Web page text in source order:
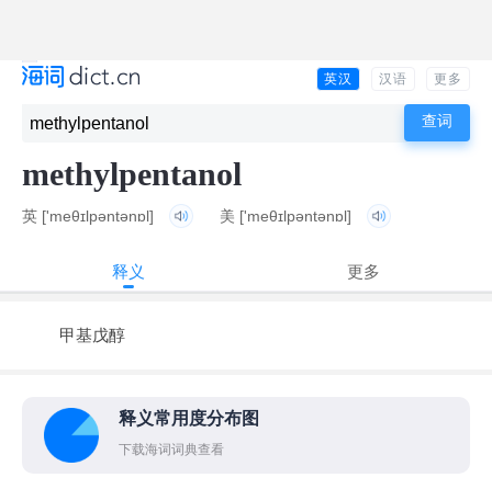
英汉 汉语 更多
methylpentanol
英 ['meθɪlpəntənɒl] 美 ['meθɪlpəntənɒl]
释义 更多
甲基戊醇
释义常用度分布图
下载海词词典查看